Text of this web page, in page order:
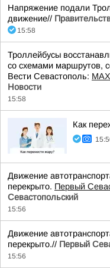
Напряжение подали
движение//
15:58
Троллейбусы
со схемами маршрутов,
Вести Севастополь: MAX
Новости
15:58
Как
Движение
перекрыто. Первый
Севастопольский
15:56
Движение
перекрыто.// Первый
15:56